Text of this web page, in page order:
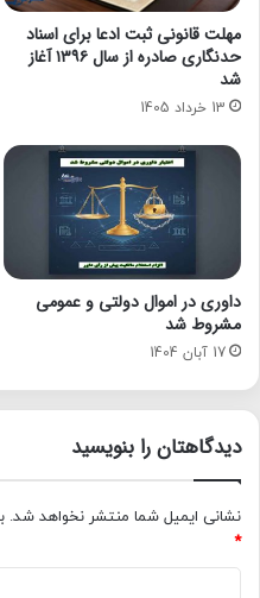
مهلت قانونی ثبت ادعا برای اسناد
حدنگاری صادره از سال ۱۳۹۶ آغاز
شد
13 خرداد 1405
داوری در اموال دولتی و عمومی
مشروط شد
17 آبان 1404
دیدگاهتان را بنویسید
نشانی ایمیل شما منتشر نخواهد شد.
*